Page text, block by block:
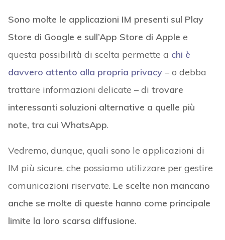
Sono molte le applicazioni IM presenti sul Play
Store di Google e sull’App Store di Apple e
questa possibilità di scelta permette a chi è
davvero attento alla propria privacy– o debba
trattare informazioni delicate – di trovare
interessanti soluzioni alternative a quelle più
note, tra cui WhatsApp.
Vedremo, dunque, quali sono le applicazioni di
IM più sicure, che possiamo utilizzare per gestire
comunicazioni riservate. Le scelte non mancano
anche se molte di queste hanno come principale
limite la loro scarsa diffusione.